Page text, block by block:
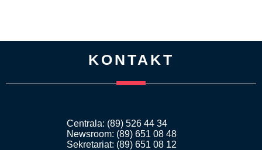
KONTAKT
Centrala: (89) 526 44 34
Newsroom: (89) 651 08 48
Sekretariat: (89) 651 08 12